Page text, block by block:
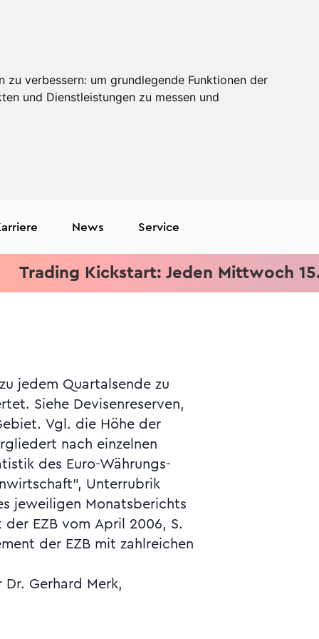
zu verbessern: um grundlegende Funktionen der
und Dienstleistungen zu messen und
News Service
Kickstart: Jeden Mittwoch 15.15
Gerhard Merk,